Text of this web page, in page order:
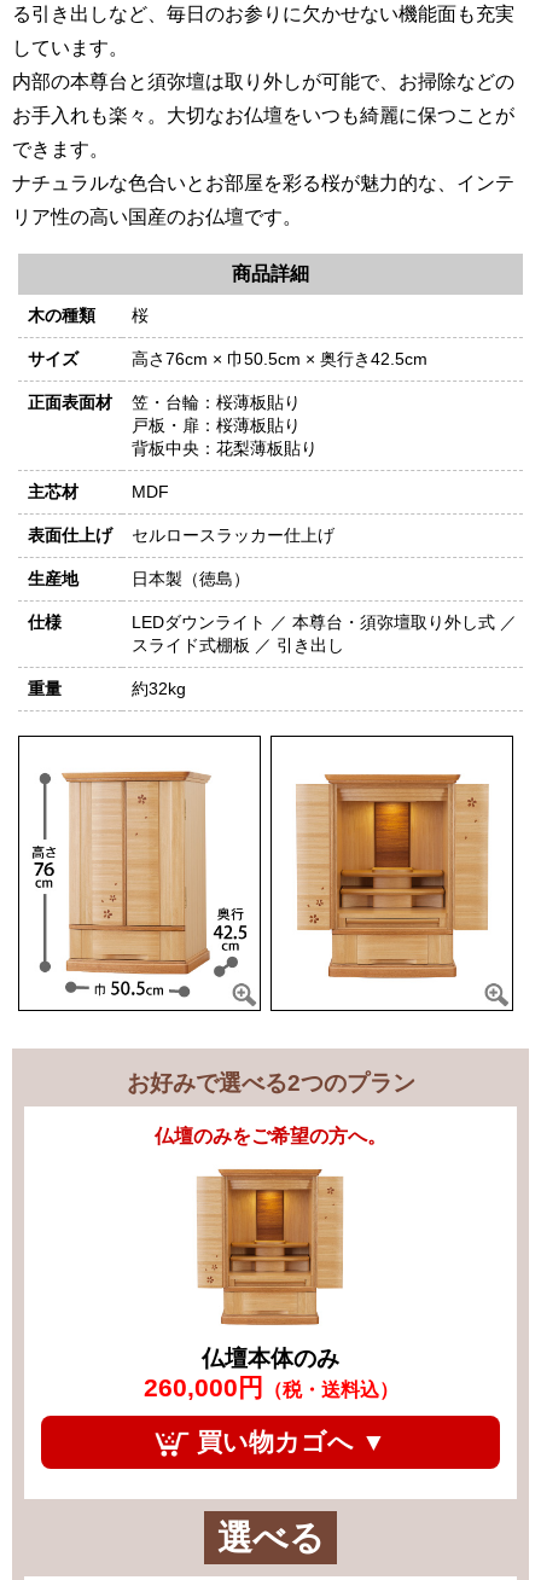
る引き出しなど、毎日のお参りに欠かせない機能面も充実
しています。
内部の本尊台と須弥壇は取り外しが可能で、お掃除などの
お手入れも楽々。大切なお仏壇をいつも綺麗に保つことが
できます。
ナチュラルな色合いとお部屋を彩る桜が魅力的な、インテ
リア性の高い国産のお仏壇です。
商品詳細
木の種類 桜
サイズ 高さ76cm × 巾50.5cm × 奥行き42.5cm
正面表面材
笠・台輪：桜薄板貼り
戸板・扉：桜薄板貼り
背板中央：花梨薄板貼り
主芯材 MDF
表面仕上げ セルロースラッカー仕上げ
生産地 日本製（徳島）
仕様
LEDダウンライト ／ 本尊台・須弥壇取り外し式 ／
スライド式棚板 ／ 引き出し
重量 約32kg
お好みで選べる2つのプラン
仏壇のみをご希望の方へ。
仏壇本体のみ
260,000円 （税・送料込）
買い物カゴへ ▼
選べる